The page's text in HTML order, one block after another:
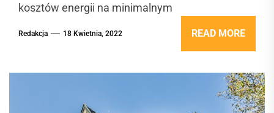
kosztów energii na minimalnym
Redakcja 18 Kwietnia, 2022 READ MORE